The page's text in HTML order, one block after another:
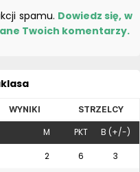
spamu. Dowiedz się, w
Twoich komentarzy.
WYNIKI STRZELCY
M PKT B (+/-)
2 6 3